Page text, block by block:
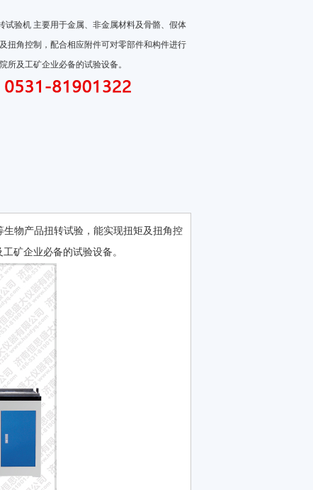
试验机 主要用于金属、非金属材料及骨骼、假体
扭角控制，配合相应附件可对零部件和构件进行
所及工矿企业必备的试验设备。
物产品扭转试验，能实现扭矩及扭角控
矿企业必备的试验设备。